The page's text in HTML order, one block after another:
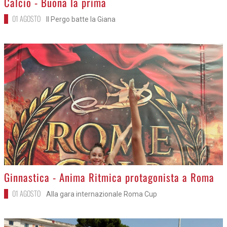
01 AGOSTO Il Pergo batte la Giana
>
Ginnastica - Anima Ritmica protagonista a Roma
01 AGOSTO Alla gara internazionale Roma Cup